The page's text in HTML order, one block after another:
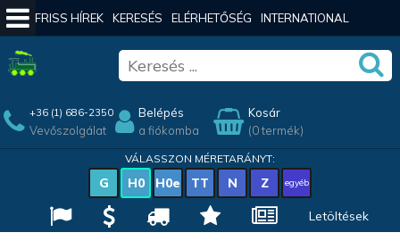
FRISS HÍREK KERESÉS ELÉRHETŐSÉG INTERNATIONAL
+36 (1) 686-2350
Vevőszolgálat
Belépés
a fiókomba
Kosár
(0 termék)
VÁLASSZON MÉRETARÁNYT:
G H0 H0e TT N Z egyéb
Letöltések